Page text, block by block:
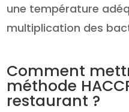
une température
multiplication des
Comment
méthode
restaurant ?